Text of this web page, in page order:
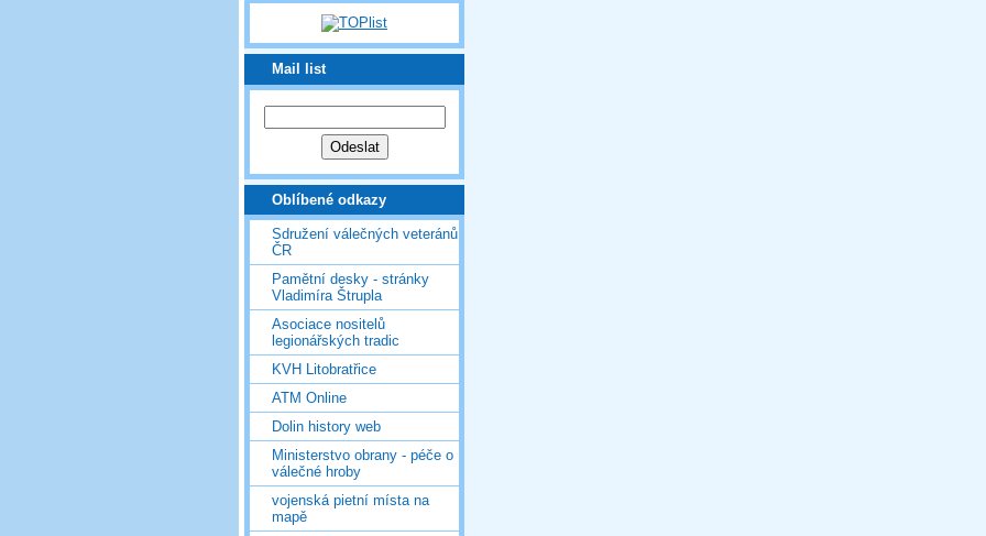
Mail list
Oblíbené odkazy
Sdružení válečných veteránů
ČR
Pamětní desky - stránky
Vladimíra Štrupla
Asociace nositelů
legionářských tradic
KVH Litobratřice
ATM Online
Dolin history web
Ministerstvo obrany - péče o
válečné hroby
vojenská pietní místa na
mapě